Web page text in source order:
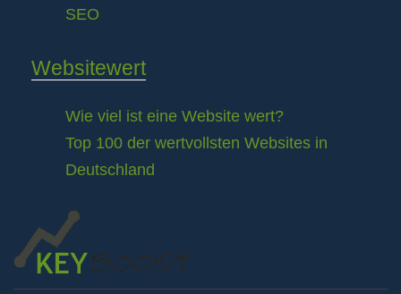
SEO
Websitewert
Wie viel ist eine Website wert?
Top 100 der wertvollsten Websites in
Deutschland